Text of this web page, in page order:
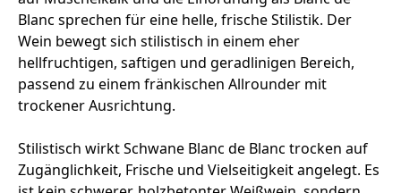
Blanc sprechen für eine helle, frische Stilistik. Der
Wein bewegt sich stilistisch in einem eher
hellfruchtigen, saftigen und geradlinigen Bereich,
passend zu einem fränkischen Allrounder mit
trockener Ausrichtung.
Stilistisch wirkt Schwane Blanc de Blanc trocken auf
Zugänglichkeit, Frische und Vielseitigkeit angelegt. Es